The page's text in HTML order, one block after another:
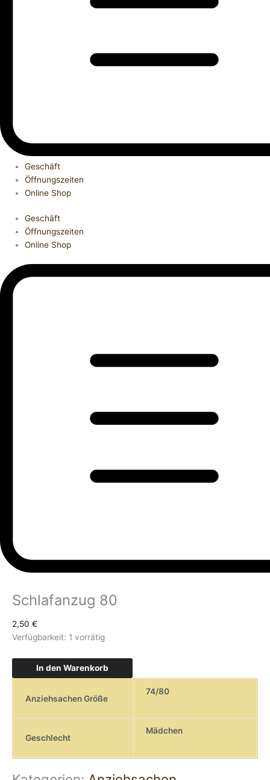
Geschäft
Öffnungszeiten
Online Shop
Geschäft
Öffnungszeiten
Online Shop
Schlafanzug 80
2,50 €
Verfügbarkeit: 1 vorrätig
In den Warenkorb
Anziehsachen Größe
74/80
Geschlecht
Mädchen